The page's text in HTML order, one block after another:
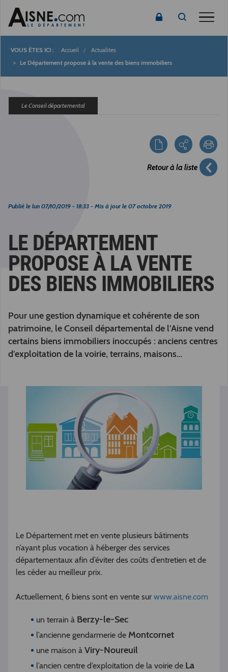
Fil
Accueil
Actualites
Le Département propose à la vente des biens immobiliers
Le Conseil départemental
Retour à la liste
Publié le lun 07/10/2019 - 18:33 - Mis à jour le 07 octobre 2019
LE DÉPARTEMENT
PROPOSE À LA VENTE
DES BIENS IMMOBILIERS
Pour une gestion dynamique et cohérente de son
patrimoine, le Conseil départemental de l’Aisne vend
certains biens immobiliers inoccupés : anciens centres
d’exploitation de la voirie, terrains, maisons…
Le Département met en vente plusieurs bâtiments
n’ayant plus vocation à héberger des services
départementaux afin d’éviter des coûts d’entretien et de
les céder au meilleur prix.
Actuellement, 6 biens sont en vente sur www.aisne.com
un terrain à Berzy-le-Sec
l’ancienne gendarmerie de Montcornet
une maison à Viry-Noureuil
l’ancien centre d’exploitation de la voirie de La